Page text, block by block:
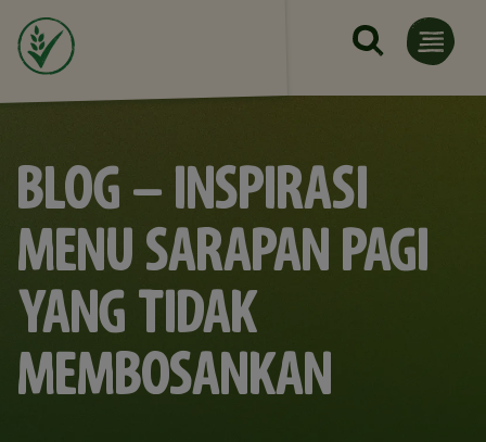
BLOG - INSPIRASI
MENU SARAPAN PAGI
YANG TIDAK
MEMBOSANKAN